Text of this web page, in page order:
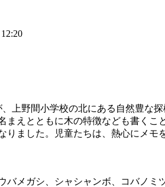
上野間小学校の北にある自然豊な
まえとともに木の特徴なども書く
ました。児童たちは、熱心にメモ
メガシ、シャシャンボ、コバノ